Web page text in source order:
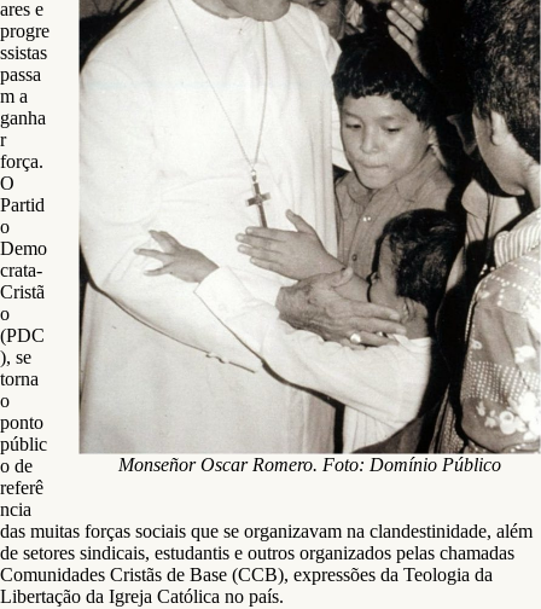
Monseñor Oscar Romero. Foto: Domínio Público
ares e
progre
ssistas
passa
m a
ganha
r
força.
O
Partid
o
Demo
crata-
Cristã
o
(PDC
), se
torna
o
ponto
públic
o de
referê
ncia
das muitas forças sociais que se organizavam na clandestinidade, além
de setores sindicais, estudantis e outros organizados pelas chamadas
Comunidades Cristãs de Base (CCB), expressões da Teologia da
Libertação da Igreja Católica no país.